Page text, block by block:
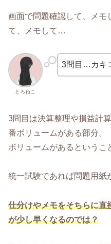
画面で問題確認して、メモ
て、メモして…
とろねこ
3問目…カキ
3問目は決算整理や損益計
番ボリュームがある部分。
ボリュームがあるというこ
統一試験であれば問題用
仕分けやメモをそちらに直
が少し早くなるのでは？